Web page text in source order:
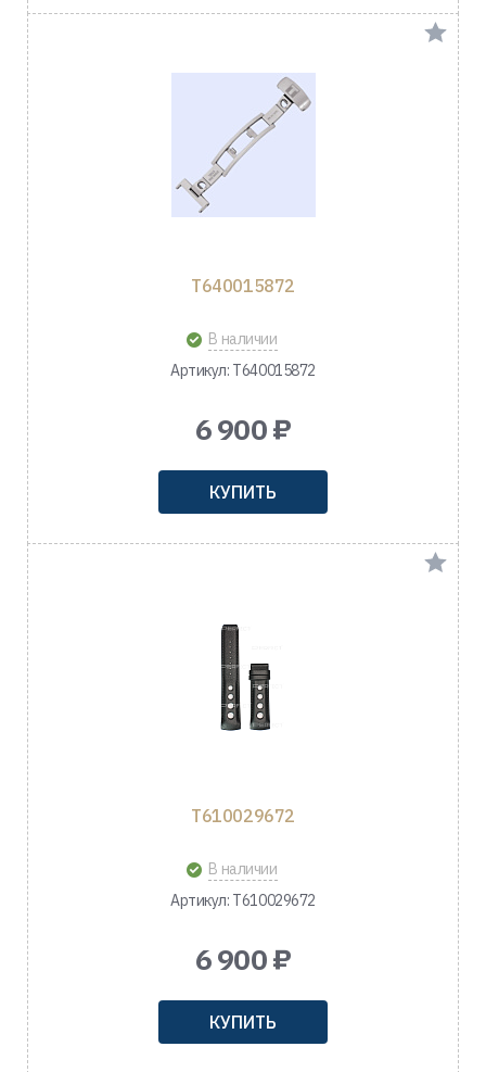
T640015872
В наличии
Артикул: T640015872
6 900 ₽
КУПИТЬ
T610029672
В наличии
Артикул: T610029672
6 900 ₽
КУПИТЬ